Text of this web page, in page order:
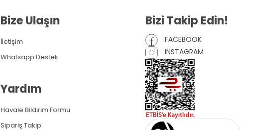
Bize Ulaşın
İletişim
Whatsapp Destek
Yardım
Havale Bildirim Formu
Sipariş Takip
Bizi Takip Edin!
FACEBOOK
INSTAGRAM